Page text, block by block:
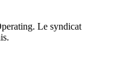
Le syndicat